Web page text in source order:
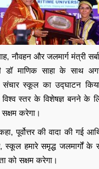
नौवहन और जलमार्ग मंत्री
डॉ माणिक साहा के साथ
संचार स्कूल का उद्घाटन
स्तर के विशेषज्ञ बनने के
करेगा।
पूर्वोत्तर की वादा की गई
हमारे समृद्ध जलमार्गों के
को सक्षम करेगा।